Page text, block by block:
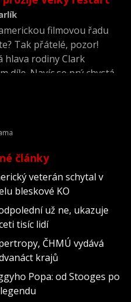
filmovou řadu
Tak přátelé, pozor!
hlava rodiny Clark
díle. Navíc se prý chystá
Helmsem v hlavní roli.
články
veterán schytal v
bleskové KO
už ne, ukazuje
tisíc lidí
ČHMÚ vydává
krajů
Popa: od Stooges po